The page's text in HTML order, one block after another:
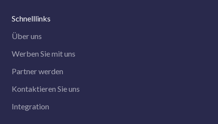
Schnelllinks
Über uns
Werben Sie mit uns
Partner werden
Kontaktieren Sie uns
Integration